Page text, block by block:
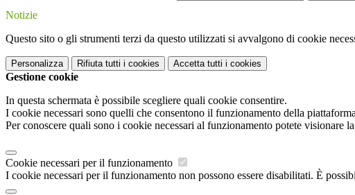
Notizie
Questo sito o gli strumenti terzi da questo utilizzati si avvalgono di cookie
Personalizza Rifiuta tutti i cookies Accetta tutti i cookies
Gestione cookie
In questa schermata è possibile scegliere quali cookie consentire.
I cookie necessari sono quelli che consentono il funzionamento della
Per conoscere quali sono i cookie necessari al funzionamento potete visionare la
Cookie necessari per il funzionamento
I cookie necessari per il funzionamento non possono essere disabilitati. È